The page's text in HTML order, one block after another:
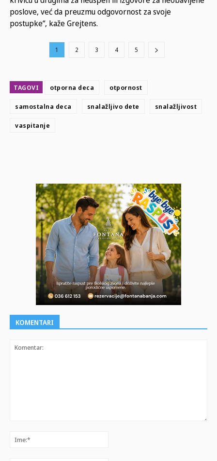
poslove, već da preuzmu odgovornost za svoje
postupke“, kaže Grejtens.
1 2 3 4 5
TAGOVI otporna deca otpornost
samostalna deca snalažljivo dete snalažljivost
vaspitanje
KOMENTARI